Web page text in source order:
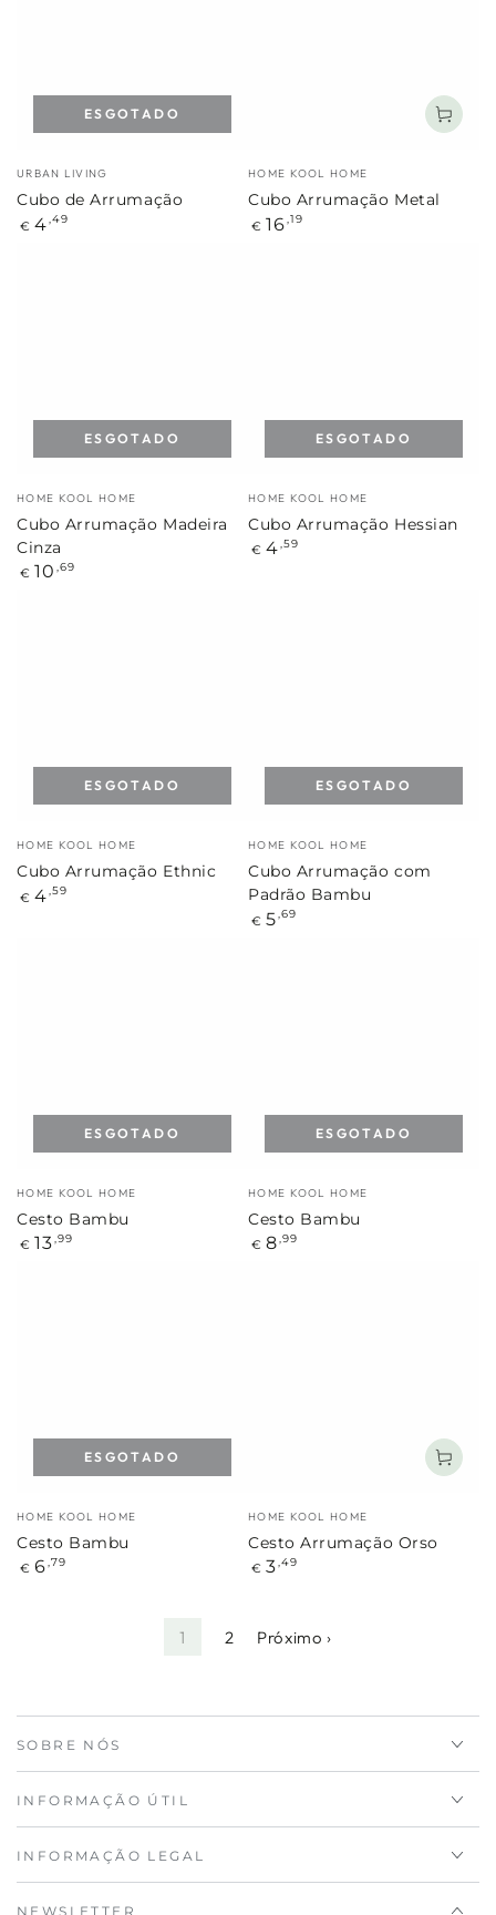
Marca:
URBAN LIVING
Cubo de Arrumação
Preço
€ 4,49
ESGOTADO
Marca:
HOME KOOL HOME
Cubo Arrumação Metal
Preço
€ 16,19
Marca:
HOME KOOL HOME
Cubo Arrumação Madeira
Cinza
Preço
€ 10 ,69
ESGOTADO
Marca:
HOME KOOL HOME
Cubo Arrumação Hessian
Preço
€ 4 ,59
ESGOTADO
Marca:
HOME KOOL HOME
Cubo Arrumação Ethnic
Preço
€ 4 ,59
ESGOTADO
Marca:
HOME KOOL HOME
Cubo Arrumação com
Padrão Bambu
Preço
€ 5 ,69
ESGOTADO
Marca:
HOME KOOL HOME
Cesto Bambu
Preço
€ 13 ,99
ESGOTADO
Marca:
HOME KOOL HOME
Cesto Bambu
Preço
€ 8 ,99
ESGOTADO
Marca:
HOME KOOL HOME
Cesto Bambu
Preço
€ 6 ,79
ESGOTADO
Marca:
HOME KOOL HOME
Cesto Arrumação Orso
Preço
€ 3 ,49
1 2 Próximo ›
SOBRE NÓS
INFORMAÇÃO ÚTIL
INFORMAÇÃO LEGAL
NEWSLETTER